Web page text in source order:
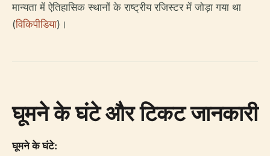
मान्यता में ऐतिहासिक स्थानों के राष्ट्रीय रजिस्टर में जोड़ा गया था
(विकिपीडिया)।
घूमने के घंटे और टिकट जानकारी
घूमने के घंटे: